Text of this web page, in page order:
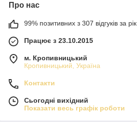
Про нас
99% позитивних з 307 відгуків за рік
Працює з 23.10.2015
м. Кропивницький
Кропивницький, Україна
Контакти
Сьогодні вихідний
Показати весь графік роботи